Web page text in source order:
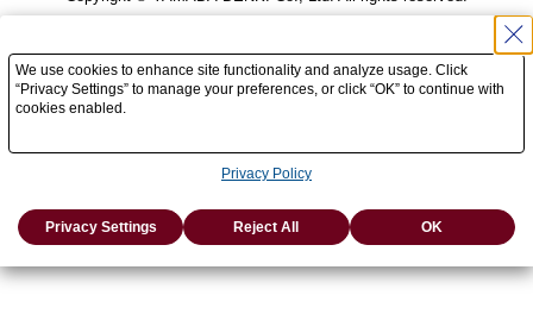
We use cookies to enhance site functionality and analyze usage. Click
“Privacy Settings” to manage your preferences, or click “OK” to continue with
cookies enabled.
Privacy Policy
Privacy Settings Reject All OK